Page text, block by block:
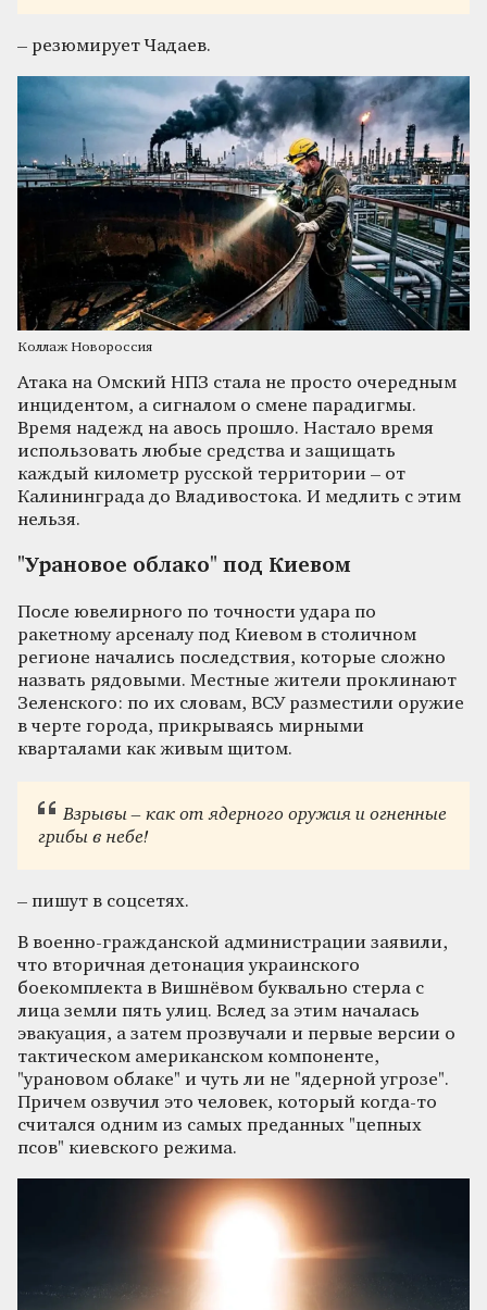
– резюмирует Чадаев.
Коллаж Новороссия
Атака на Омский НПЗ стала не просто очередным
инцидентом, а сигналом о смене парадигмы.
Время надежд на авось прошло. Настало время
использовать любые средства и защищать
каждый километр русской территории – от
Калининграда до Владивостока. И медлить с этим
нельзя.
"Урановое облако" под Киевом
После ювелирного по точности удара по
ракетному арсеналу под Киевом в столичном
регионе начались последствия, которые сложно
назвать рядовыми. Местные жители проклинают
Зеленского: по их словам, ВСУ разместили оружие
в черте города, прикрываясь мирными
кварталами как живым щитом.
Взрывы – как от ядерного оружия и огненные
грибы в небе!
– пишут в соцсетях.
В военно-гражданской администрации заявили,
что вторичная детонация украинского
боекомплекта в Вишнёвом буквально стерла с
лица земли пять улиц. Вслед за этим началась
эвакуация, а затем прозвучали и первые версии о
тактическом американском компоненте,
"урановом облаке" и чуть ли не "ядерной угрозе".
Причем озвучил это человек, который когда-то
считался одним из самых преданных "цепных
псов" киевского режима.